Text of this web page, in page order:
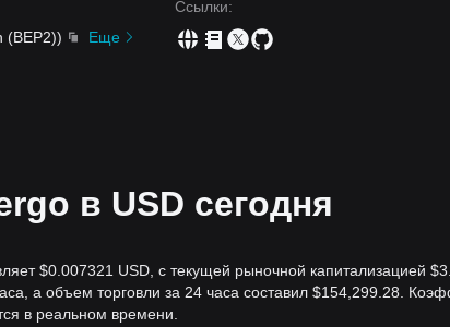
(BEP2)) Еще
Ссылки:
в USD сегодня
$0.007321 USD, с текущей рыночной капитализацией
а объем торговли за 24 часа составил $154,299.28.
в реальном времени.